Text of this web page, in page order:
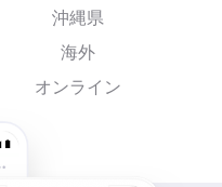
沖縄県
海外
オンライン